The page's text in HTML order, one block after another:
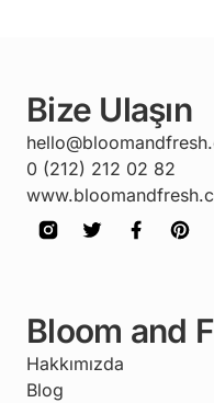
Bize Ulaşın
0 (212) 212 02 82
Bloom and
Hakkımızda
Blog